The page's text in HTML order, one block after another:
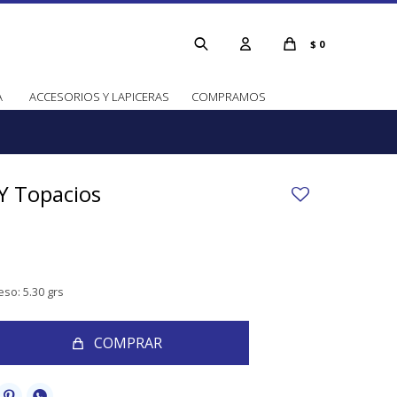
ACCESORIOS Y LAPICERAS COMPRAMOS
$ 0
Topacios
5.30 grs
COMPRAR